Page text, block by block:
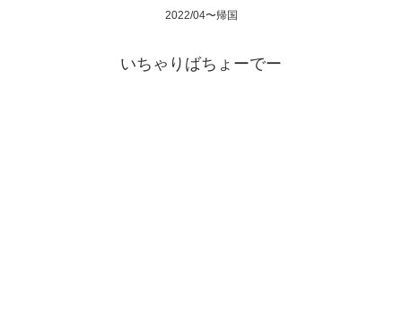
2022/04〜帰国
いちゃりばちょーでー